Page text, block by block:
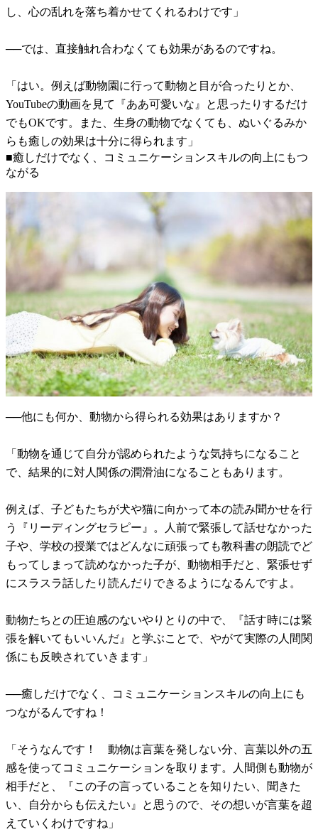
し、心の乱れを落ち着かせてくれるわけです」
──では、直接触れ合わなくても効果があるのですね。
「はい。例えば動物園に行って動物と目が合ったりとか、
YouTubeの動画を見て『ああ可愛いな』と思ったりするだけ
でもOKです。また、生身の動物でなくても、ぬいぐるみか
らも癒しの効果は十分に得られます」
■癒しだけでなく、コミュニケーションスキルの向上にもつ
ながる
──他にも何か、動物から得られる効果はありますか？
「動物を通じて自分が認められたような気持ちになること
で、結果的に対人関係の潤滑油になることもあります。
例えば、子どもたちが犬や猫に向かって本の読み聞かせを行
う『リーディングセラピー』。人前で緊張して話せなかった
子や、学校の授業ではどんなに頑張っても教科書の朗読でど
もってしまって読めなかった子が、動物相手だと、緊張せず
にスラスラ話したり読んだりできるようになるんですよ。
動物たちとの圧迫感のないやりとりの中で、『話す時には緊
張を解いてもいいんだ』と学ぶことで、やがて実際の人間関
係にも反映されていきます」
──癒しだけでなく、コミュニケーションスキルの向上にも
つながるんですね！
「そうなんです！ 動物は言葉を発しない分、言葉以外の五
感を使ってコミュニケーションを取ります。人間側も動物が
相手だと、『この子の言っていることを知りたい、聞きた
い、自分からも伝えたい』と思うので、その想いが言葉を超
えていくわけですね」